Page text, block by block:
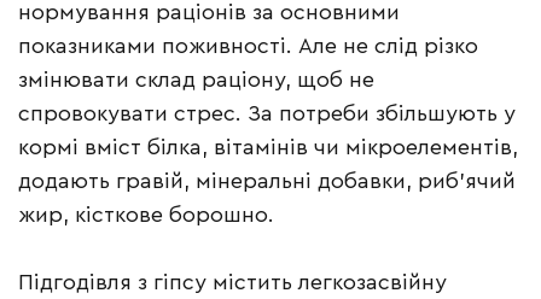
нормування раціонів за основними
показниками поживності. Але не слід різко
змінювати склад раціону, щоб не
спровокувати стрес. За потреби збільшують у
кормі вміст білка, вітамінів чи мікроелементів,
додають гравій, мінеральні добавки, риб’ячий
жир, кісткове борошно.
Підгодівля з гіпсу містить легкозасвійну